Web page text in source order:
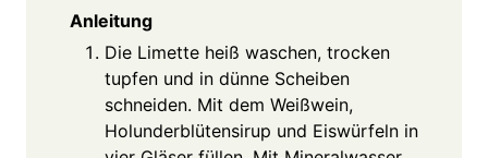
Anleitung
Die Limette heiß waschen, trocken
tupfen und in dünne Scheiben
schneiden. Mit dem Weißwein,
Holunderblütensirup und Eiswürfeln in